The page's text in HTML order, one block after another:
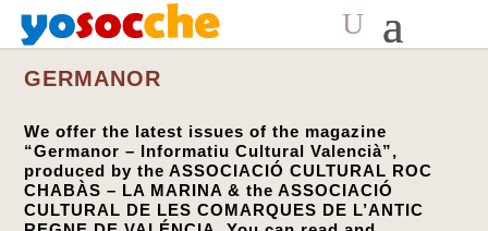
GERMANOR
We offer the latest issues of the magazine
“Germanor – Informatiu Cultural Valencià”,
produced by the ASSOCIACIÓ CULTURAL ROC
CHABÀS – LA MARINA & the ASSOCIACIÓ
CULTURAL DE LES COMARQUES DE L’ANTIC